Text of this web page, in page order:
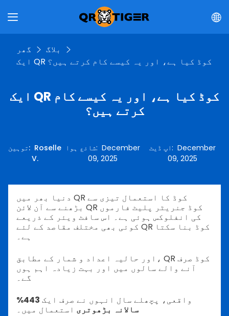
گھر
بلاگ
ایک QR کوڈ کیا ہے، اور یہ کیسے کام کرتے ہیں؟
ایک QR کوڈ کیا ہے، اور یہ کیسے کام
کرتے ہیں؟
توہین: Roselle
V.
شائع ہوا:December
09, 2025
اپ ڈیٹ:December
09, 2025
دنیا بھر میں QR کوڈ کا استعمال تیزی سے
بڑھنے سے آن لائن QR کوڈ جنریٹر پلیٹ فارموں
کی انفلوکس ہوئی ہے۔ اس سافٹ ویئر کے ذریعے
کوئی بھی مختلف مقاصد کے لئے QR کوڈ بنا سکتا
ہے۔
اور حالیہ اعداد و شمار کے مطابق، QR کوڈ صرف
آنے والے سالوں میں اور بہت زیادہ اہم ہوں
گے۔
واقعی، پچھلے سال انہوں نے صرف ایک
443%
سالانہ بڑھوتری استعمال میں۔